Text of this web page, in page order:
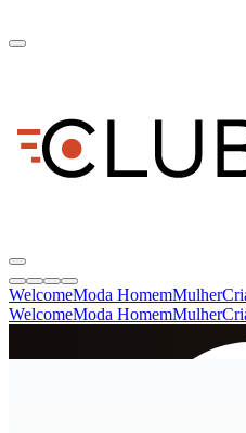
WelcomeModa HomemMulher
WelcomeModa HomemMulher